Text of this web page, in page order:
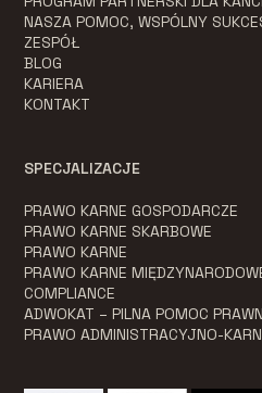
NASZA POMOC, WSPÓLNY
ZESPÓŁ
BLOG
KARIERA
KONTAKT
SPECJALIZACJE
PRAWO KARNE GOSPODARCZE
PRAWO KARNE SKARBOWE
PRAWO KARNE
PRAWO KARNE
COMPLIANCE
ADWOKAT – PILNA POMOC
PRAWO ADMINISTRACYJNO-